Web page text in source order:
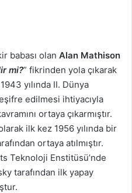
babası olan Alan Mathison
mi?” fikrinden yola çıkarak
yılında II. Dünya
edilmesi ihtiyacıyla
ortaya çıkarmıştır.
ilk kez 1956 yılında bir
ortaya atılmıştır.
Teknoloji Enstitüsü’nde
tarafından ilk yapay